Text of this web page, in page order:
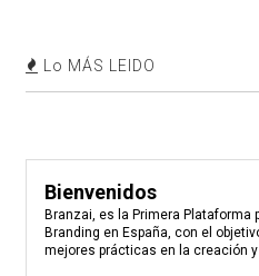
Lo MÁS LEIDO
Bienvenidos
Branzai, es la Primera Plataforma
Branding en España, con el
mejores prácticas en la creación